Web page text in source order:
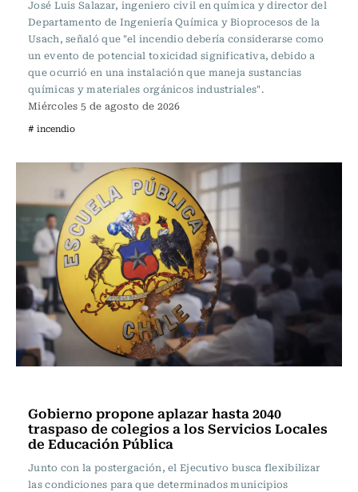
José Luis Salazar, ingeniero civil en química y director del
Departamento de Ingeniería Química y Bioprocesos de la
Usach, señaló que "el incendio debería considerarse como
un evento de potencial toxicidad significativa, debido a
que ocurrió en una instalación que maneja sustancias
químicas y materiales orgánicos industriales".
Miércoles 5 de agosto de 2026
# incendio
Gobierno propone aplazar hasta 2040
traspaso de colegios a los Servicios Locales
de Educación Pública
Junto con la postergación, el Ejecutivo busca flexibilizar
las condiciones para que determinados municipios